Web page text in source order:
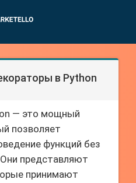
в Python
— это мощный
позволяет
функций без
представляют
принимают